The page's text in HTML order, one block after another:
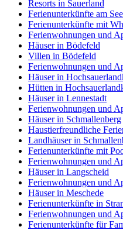
Resorts in Sauerland
Ferienunterkünfte am
Ferienunterkünfte mit
Ferienwohnungen und
Häuser in Bödefeld
Villen in Bödefeld
Ferienwohnungen und
Häuser in
Hütten in
Häuser in Lennestadt
Ferienwohnungen und
Häuser in Schmallenberg
Haustierfreundliche
Landhäuser in
Ferienunterkünfte mit
Ferienwohnungen und
Häuser in Langscheid
Ferienwohnungen und
Häuser in Meschede
Ferienunterkünfte in
Ferienwohnungen und
Ferienunterkünfte für